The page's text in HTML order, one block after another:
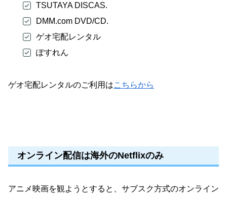
TSUTAYA DISCAS.
DMM.com DVD/CD.
ゲオ宅配レンタル
ぽすれん
ゲオ宅配レンタルのご利用はこちらから
オンライン配信は海外のNetflixのみ
アニメ映画を観ようとすると、サブスク方式のオンライン